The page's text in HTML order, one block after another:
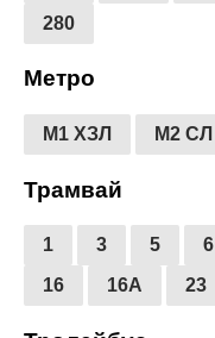
280
Метро
М1 ХЗЛ М2 СЛ
Трамвай
1 3 5 6
16
16А 23